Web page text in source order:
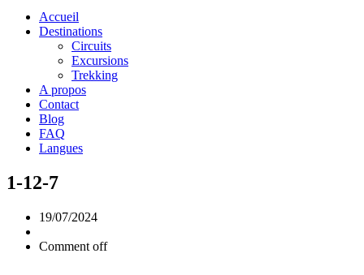
Accueil
Destinations
Circuits
Excursions
Trekking
A propos
Contact
Blog
FAQ
Langues
1-12-7
19/07/2024
Comment off